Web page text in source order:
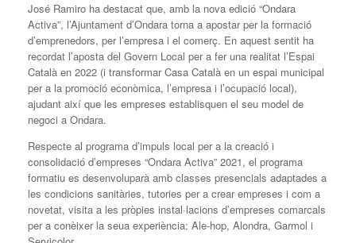
José Ramiro ha destacat que, amb la nova edició “Ondara
Activa”, l’Ajuntament d’Ondara torna a apostar per la formació
d’emprenedors, per l’empresa i el comerç. En aquest sentit ha
recordat l’aposta del Govern Local per a fer una realitat l’Espai
Català en 2022 (i transformar Casa Català en un espai municipal
per a la promoció econòmica, l’empresa i l’ocupació local),
ajudant així que les empreses establisquen el seu model de
negoci a Ondara.
Respecte al programa d’impuls local per a la creació i
consolidació d’empreses “Ondara Activa” 2021, el programa
formatiu es desenvoluparà amb classes presencials adaptades a
les condicions sanitàries, tutories per a crear empreses i com a
novetat, visita a les pròpies instal·lacions d’empreses comarcals
per a conèixer la seua experiència: Ale-hop, Alondra, Garmol i